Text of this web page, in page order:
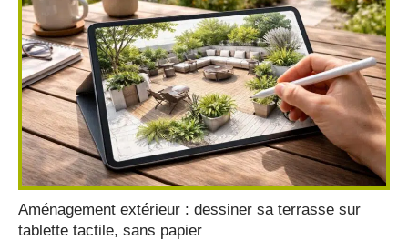
Aménagement extérieur : dessiner sa terrasse sur
tablette tactile, sans papier